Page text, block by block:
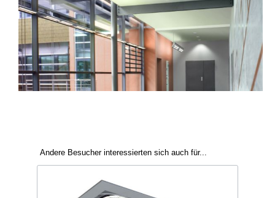
Andere Besucher interessierten sich auch für...